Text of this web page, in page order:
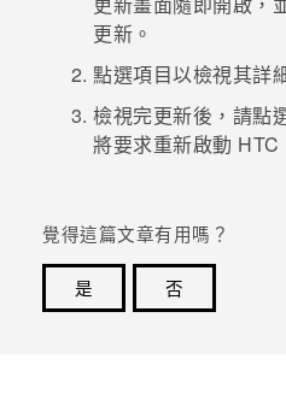
企業採購
VIVELAND
更新。
點選項目以檢視其詳
檢視完更新後，請點
將要求重新啟動 HTC
覺得這篇文章有用嗎？
是
否